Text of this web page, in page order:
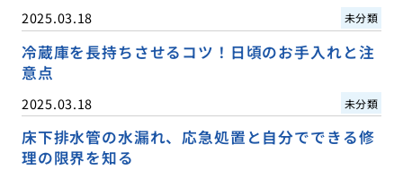
2025.03.18 未分類
冷蔵庫を長持ちさせるコツ！日頃のお手入れと注
意点
2025.03.18 未分類
床下排水管の水漏れ、応急処置と自分でできる修
理の限界を知る